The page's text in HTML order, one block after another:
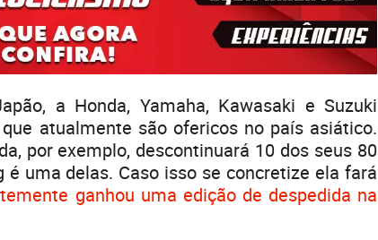
a Honda, Yamaha, Kawasaki e Suzuki
atualmente são ofericos no país asiático.
por exemplo, descontinuará 10 dos seus 80
é uma delas. Caso isso se concretize ela fará
ganhou uma edição de despedida na